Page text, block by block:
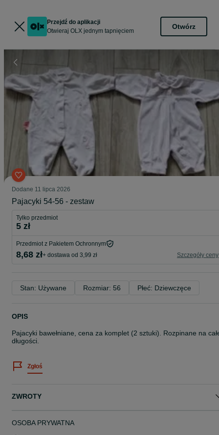
Przejdź do aplikacji
Otwieraj OLX jednym tapnięciem
Otwórz
Dodane 11 lipca 2026
Pajacyki 54-56 - zestaw
Tylko przedmiot
5 zł
Przedmiot z Pakietem Ochronnym
8,68 zł+ dostawa od 3,99 zł Szczegóły ceny
Stan: Używane Rozmiar: 56 Płeć: Dziewczęce
OPIS
Pajacyki bawełniane, cena za komplet (2 sztuki). Rozpinane na
długości.
Zgłoś
ZWROTY
OSOBA PRYWATNA